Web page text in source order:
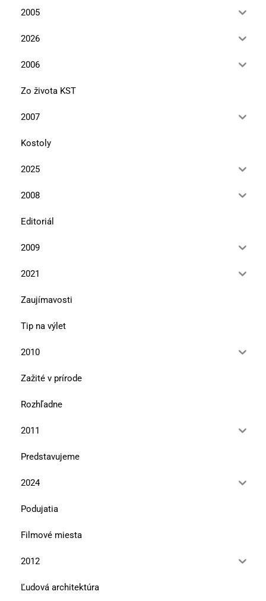
2005
2026
2006
Zo života KST
2007
Kostoly
2025
2008
Editoriál
2009
2021
Zaujímavosti
Tip na výlet
2010
Zažité v prírode
Rozhľadne
2011
Predstavujeme
2024
Podujatia
Filmové miesta
2012
Ľudová architektúra